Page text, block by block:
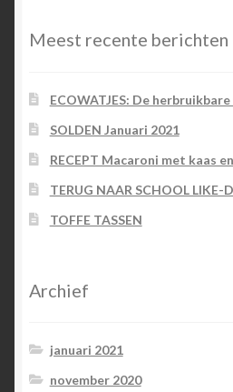
Meest recente berichten
ECOWATJES: De
SOLDEN Januari 2021
RECEPT Macaroni met kaas
TERUG NAAR SCHOOL LIKE-
TOFFE TASSEN
Archief
januari 2021
november 2020